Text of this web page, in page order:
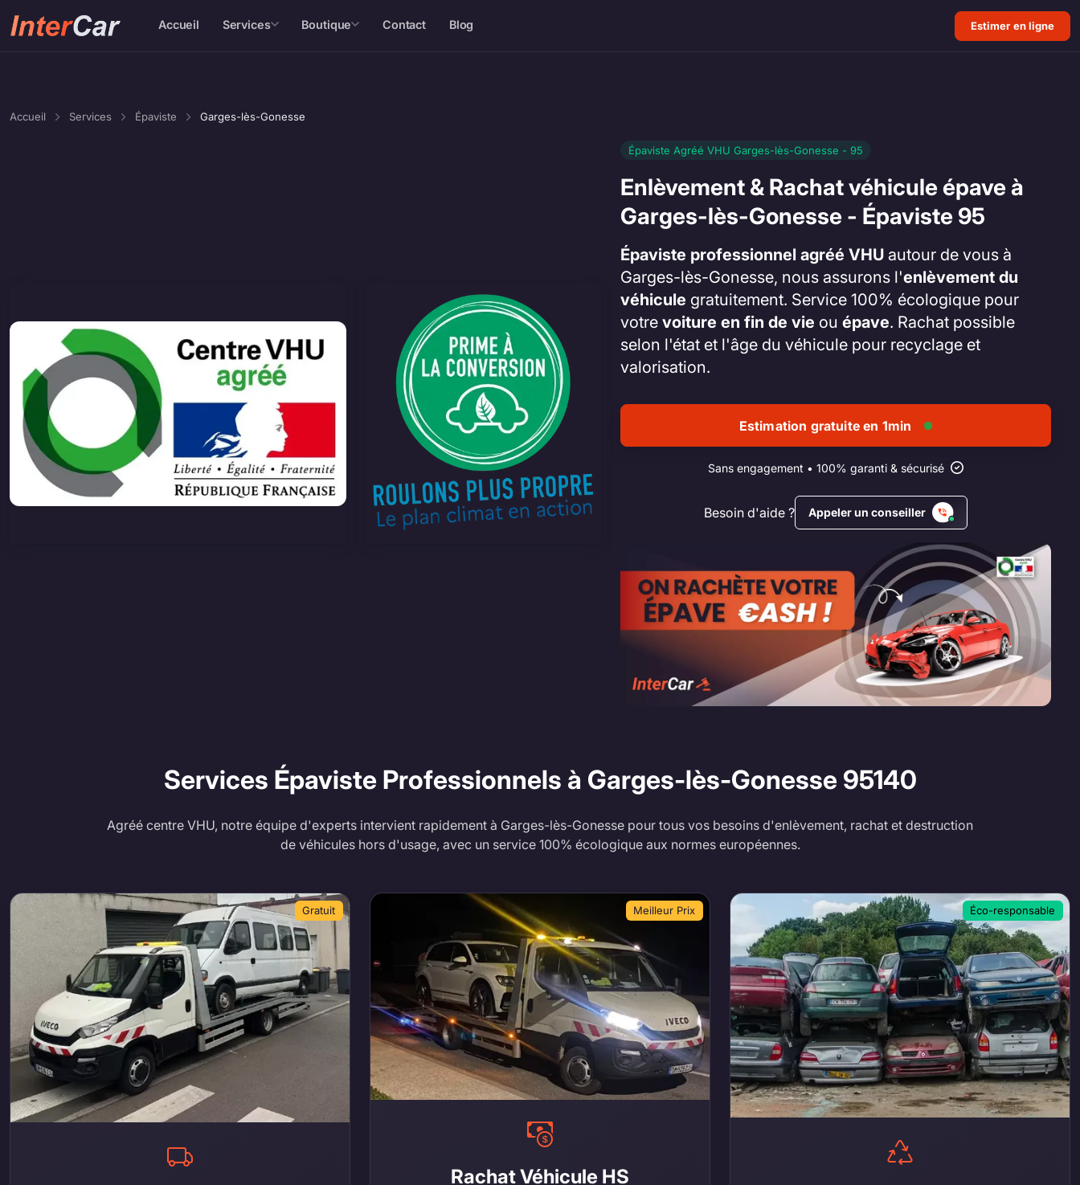
Accueil Services Boutique Contact Blog Estimer en ligne
Accueil Services Épaviste Garges-lès-Gonesse
Épaviste Agréé VHU Garges-lès-Gonesse - 95
Enlèvement & Rachat véhicule épave à
Garges-lès-Gonesse - Épaviste 95
Épaviste professionnel agréé VHU autour de vous à
Garges-lès-Gonesse, nous assurons l'enlèvement du
véhicule gratuitement. Service 100% écologique pour
votre voiture en fin de vie ou épave. Rachat possible
selon l'état et l'âge du véhicule pour recyclage et
valorisation.
Estimation gratuite en 1min
Sans engagement • 100% garanti & sécurisé
Besoin d'aide ? Appeler un conseiller
Services Épaviste Professionnels à Garges-lès-Gonesse 95140
Agréé centre VHU, notre équipe d'experts intervient rapidement à Garges-lès-Gonesse pour tous vos besoins d'enlèvement, rachat et destruction
de véhicules hors d'usage, avec un service 100% écologique aux normes européennes.
Gratuit Meilleur Prix
Rachat Véhicule HS
Éco-responsable